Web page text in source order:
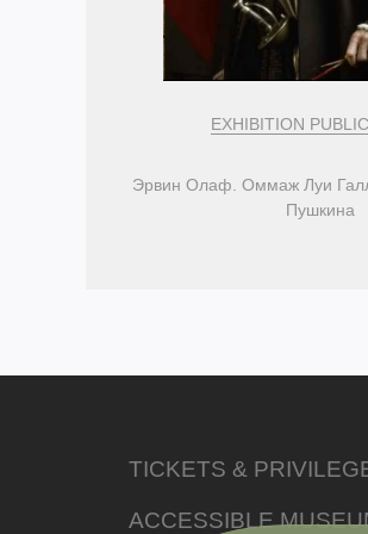
EXHIBITION
Эрвин Олаф. Оммаж Луи
Пушкина
TICKETS &
ACCESSIBLE